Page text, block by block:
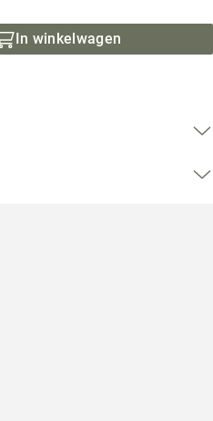
In winkelwagen